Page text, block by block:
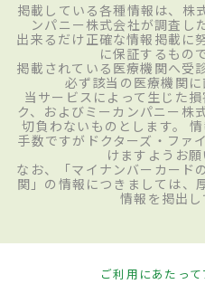
掲載している各種情報は、株
ンパニー株式会社が調査し
出来るだけ正確な情報掲載に
に保証するもの
掲載されている医療機関へ受
必ず該当の医療機関に
当サービスによって生じた
ク、およびミーカンパニー株
切負わないものとします。
手数ですがドクターズ・ファ
けますようお願
なお、「マイナンバーカード
関」の情報につきましては、
情報を掲出し
ご利用にあたって